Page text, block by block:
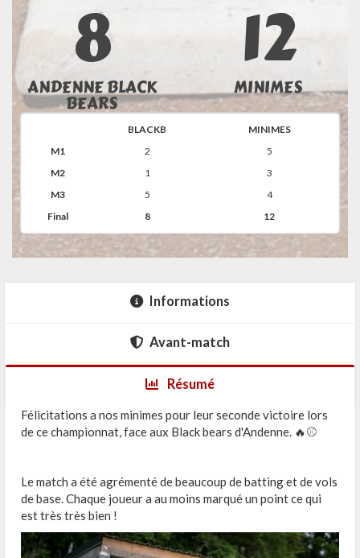
8 12
ANDENNE BLACK
BEARS
MINIMES
BLACKB
MINIMES
M1
2
5
M2
1
3
M3
5
4
Final
8 12
Informations
Avant-match
Résumé
Félicitations a nos minimes pour leur seconde victoire lors
de ce championnat, face aux Black bears d'Andenne. 🔥⚾
Le match a été agrémenté de beaucoup de batting et de vols
de base. Chaque joueur a au moins marqué un point ce qui
est très très bien !